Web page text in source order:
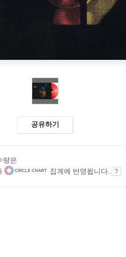
공유하기
량은
집계에 반영됩니다.